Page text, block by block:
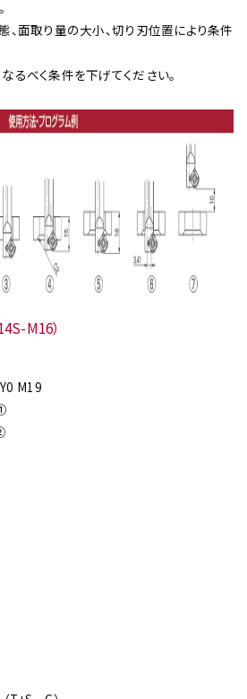
、面取り量の大小、切り刃位置により条件
るべく条件を下げてください。
M16）
M19